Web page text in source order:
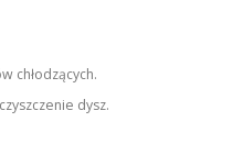
chłodzących.
dysz.